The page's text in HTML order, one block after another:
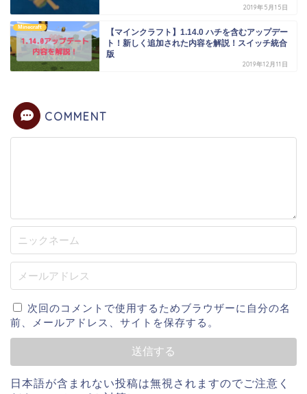
2019年5月15日
Minecraft
【マインクラフト】1.14.0 ハチを含むアップデー
ト！新しく追加された内容を解説！スイッチ統合
版
2019年12月11日
COMMENT
次回のコメントで使用するためブラウザーに自分の名
前、メールアドレス、サイトを保存する。
日本語が含まれない投稿は無視されますのでご注意く